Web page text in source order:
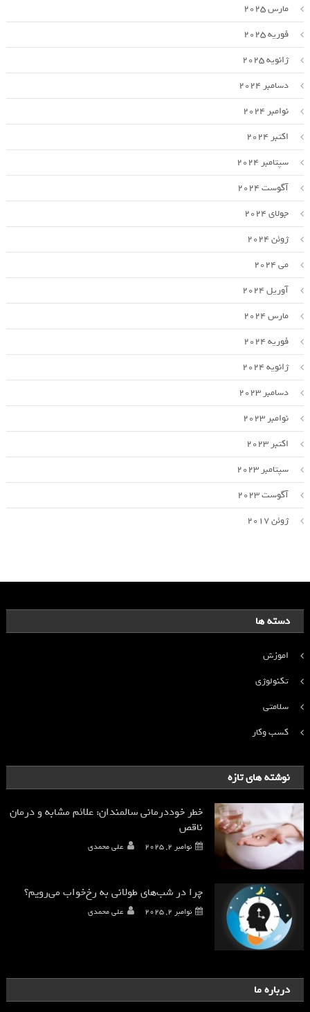
مارس 2025
فوریه 2025
ژانویه 2025
دسامبر 2024
نوامبر 2024
اکتبر 2024
سپتامبر 2024
آگوست 2024
جولای 2024
ژوئن 2024
می 2024
آوریل 2024
مارس 2024
فوریه 2024
ژانویه 2024
دسامبر 2023
نوامبر 2023
اکتبر 2023
سپتامبر 2023
آگوست 2023
ژوئن 2017
دسته ها
اموزش
تکنولوژی
سلامتی
کسب وکار
نوشته های تازه
خطر خوددرمانی سالمندان: علائم مشابه و درمان
ناقص
نوامبر 2, 2025 علی محمدی
چرا در شب‌های طولانی به رخ‌خواب می‌رویم؟
نوامبر 2, 2025 علی محمدی
درباره ما